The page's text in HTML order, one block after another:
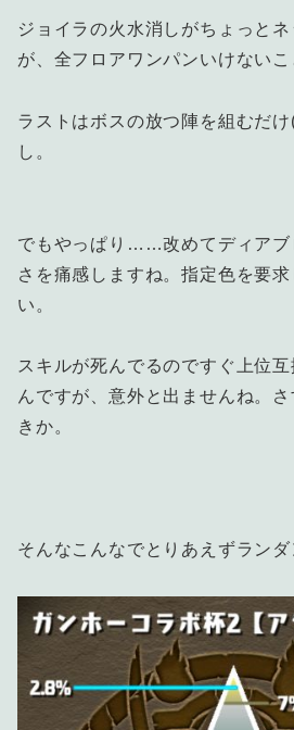
ジョイラの火水消しがちょっと
が、全フロアワンパンいけないこ
ラストはボスの放つ陣を組むだ
し。
でもやっぱり……改めてディアブ
さを痛感しますね。指定色を要
い。
スキルが死んでるのですぐ上位
んですが、意外と出ませんね。
きか。
そんなこんなでとりあえずランダ